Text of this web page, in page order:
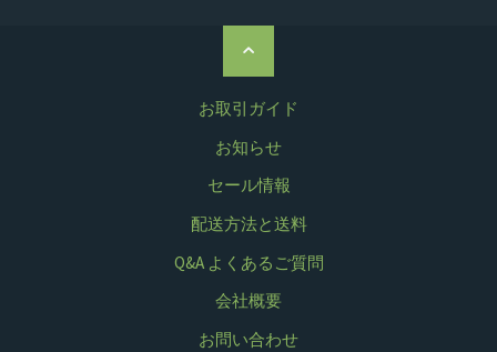
お取引ガイド
お知らせ
セール情報
配送方法と送料
Q&A よくあるご質問
会社概要
お問い合わせ
ト
ッ
プ
る